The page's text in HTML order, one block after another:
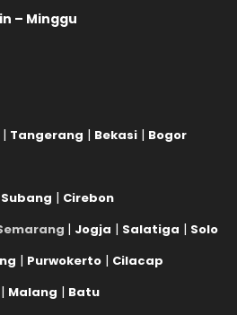
– Minggu
| Tangerang | Bekasi | Bogor
Subang | Cirebon
| Jogja | Salatiga | Solo
| Purwokerto | Cilacap
| Malang | Batu